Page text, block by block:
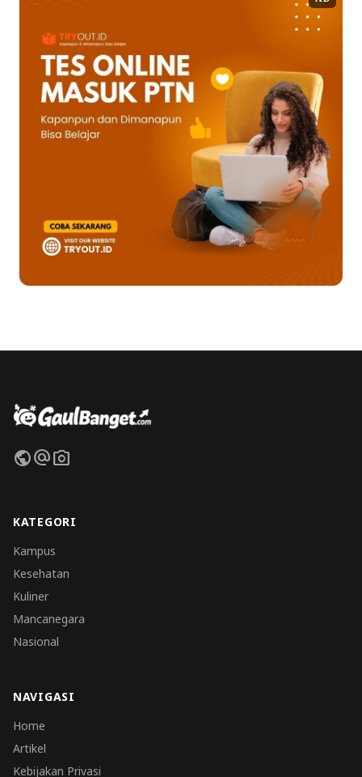
publicalternate_emailphoto_camera
KATEGORI
Kampus
Kesehatan
Kuliner
Mancanegara
Nasional
NAVIGASI
Home
Artikel
Kebijakan Privasi